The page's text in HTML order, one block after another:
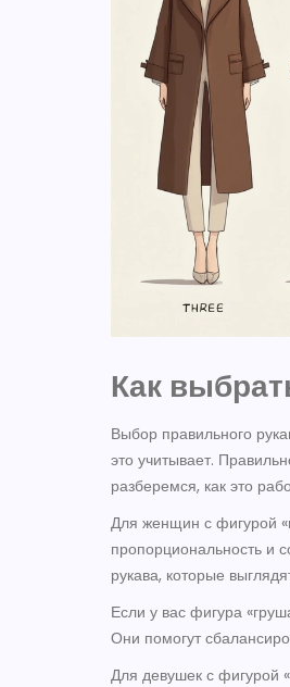
Как
Выбор правильного
это учитывает.
разберемся, как это
Для женщин с фигурой
пропорциональность и
рукава, которые
Если у вас фигура
Они помогут
Для девушек с фигурой